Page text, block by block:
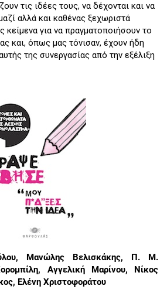
τις ιδέες τους, να δέχονται και να
αλλά και καθένας ξεχωριστά
κείμενα για να πραγματοποιήσουν το
και, όπως μας τόνισαν, έχουν ήδη
της συνεργασίας από την εξέλιξη
Μανώλης Βελισκάκης, Π. Μ.
Αγγελική Μαρίνου, Νίκος
Ελένη Χριστοφοράτου